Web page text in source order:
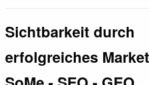
Sichtbarkeit durch
erfolgreiches